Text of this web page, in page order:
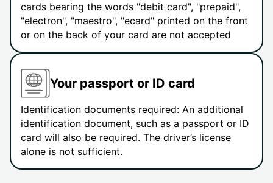
cards bearing the words "debit card", "prepaid",
"electron", "maestro", "ecard" printed on the front
or on the back of your card are not accepted
Your passport or ID card
Identification documents required: An additional
identification document, such as a passport or ID
card will also be required. The driver’s license
alone is not sufficient.